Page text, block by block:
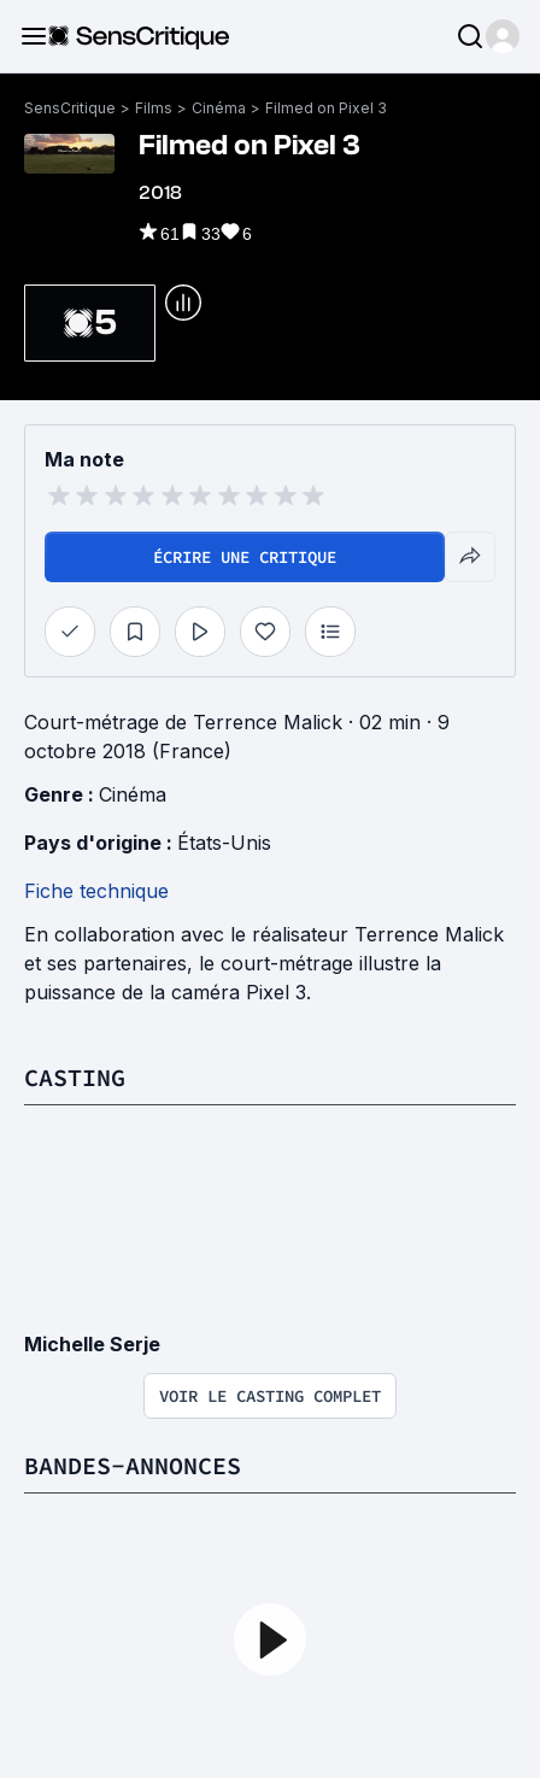
SensCritique > Films > Cinéma > Filmed on Pixel 3
Filmed on Pixel 3
2018
61 33 6
5
Ma note
ÉCRIRE UNE CRITIQUE
Court-métrage de Terrence Malick · 02 min · 9
octobre 2018 (France)
Genre : Cinéma
Pays d'origine : États-Unis
Fiche technique
En collaboration avec le réalisateur Terrence Malick
et ses partenaires, le court-métrage illustre la
puissance de la caméra Pixel 3.
CASTING
Michelle Serje
VOIR LE CASTING COMPLET
BANDES-ANNONCES